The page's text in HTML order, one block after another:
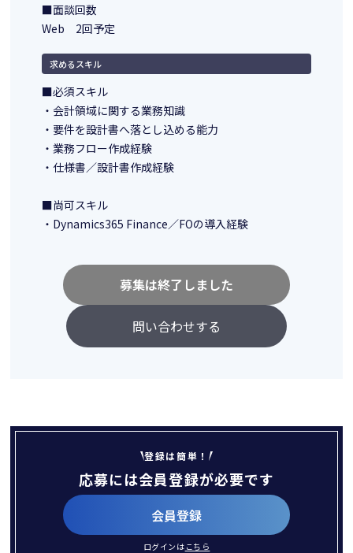
■面談回数
Web 2回予定
求めるスキル
■必須スキル
・会計領域に関する業務知識
・要件を設計書へ落とし込める能力
・業務フロー作成経験
・仕様書／設計書作成経験
■尚可スキル
・Dynamics365 Finance／FOの導入経験
問い合わせする
募集は終了しました
登録は簡単！
応募には会員登録が必要です
会員登録
ログインは こちら